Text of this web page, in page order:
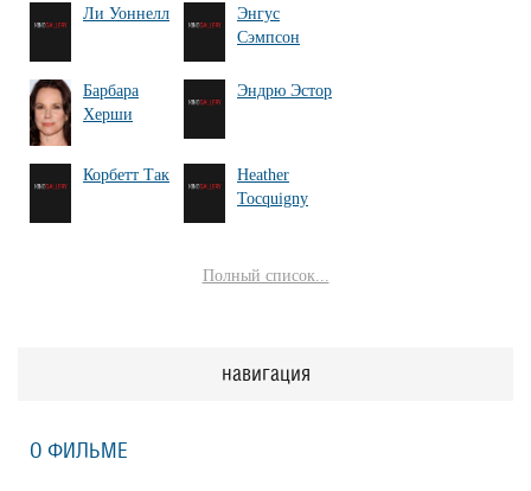
Ли Уоннелл
Энгус
Сэмпсон
Барбара
Херши
Эндрю Эстор
Корбетт Так
Heather
Tocquigny
Полный список...
навигация
О ФИЛЬМЕ